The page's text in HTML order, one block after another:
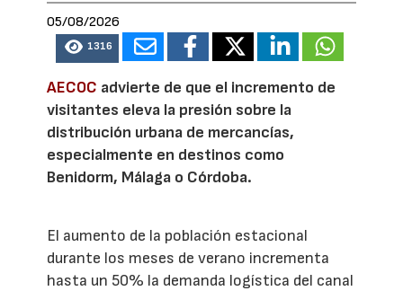
05/08/2026
1316
AECOC advierte de que el incremento de
visitantes eleva la presión sobre la
distribución urbana de mercancías,
especialmente en destinos como
Benidorm, Málaga o Córdoba.
El aumento de la población estacional
durante los meses de verano incrementa
hasta un 50% la demanda logística del canal